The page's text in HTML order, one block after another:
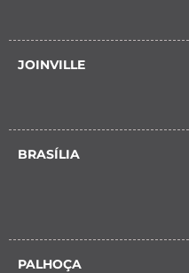
JOINVILLE
BRASÍLIA
PALHOÇA